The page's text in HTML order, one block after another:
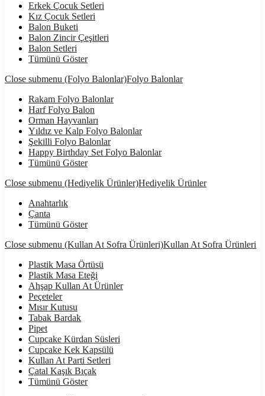
Erkek Çocuk Setleri
Kız Çocuk Setleri
Balon Buketi
Balon Zincir Çeşitleri
Balon Setleri
Tümünü Göster
Close submenu (Folyo Balonlar)Folyo Balonlar
Rakam Folyo Balonlar
Harf Folyo Balon
Orman Hayvanları
Yıldız ve Kalp Folyo Balonlar
Şekilli Folyo Balonlar
Happy Birthday Set Folyo Balonlar
Tümünü Göster
Close submenu (Hediyelik Ürünler)Hediyelik Ürünler
Anahtarlık
Çanta
Tümünü Göster
Close submenu (Kullan At Sofra Ürünleri)Kullan At Sofra Ürünleri
Plastik Masa Örtüsü
Plastik Masa Eteği
Ahşap Kullan At Ürünler
Peçeteler
Mısır Kutusu
Tabak Bardak
Pipet
Cupcake Kürdan Süsleri
Cupcake Kek Kapsülü
Kullan At Parti Setleri
Çatal Kaşık Bıçak
Tümünü Göster